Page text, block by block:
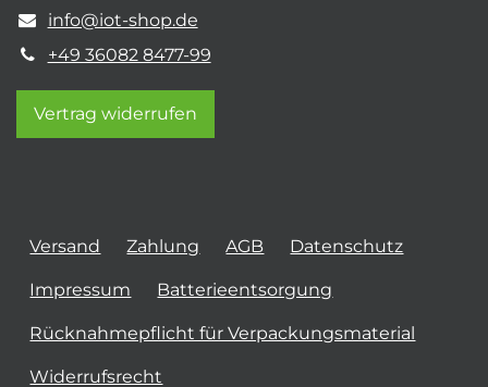
info@iot-shop.de
+49 36082 8477-99
Vertrag widerrufen
Versand Zahlung AGB Datenschutz
Impressum Batterieentsorgung
Rücknahmepflicht für Verpackungsmaterial
Widerrufsrecht